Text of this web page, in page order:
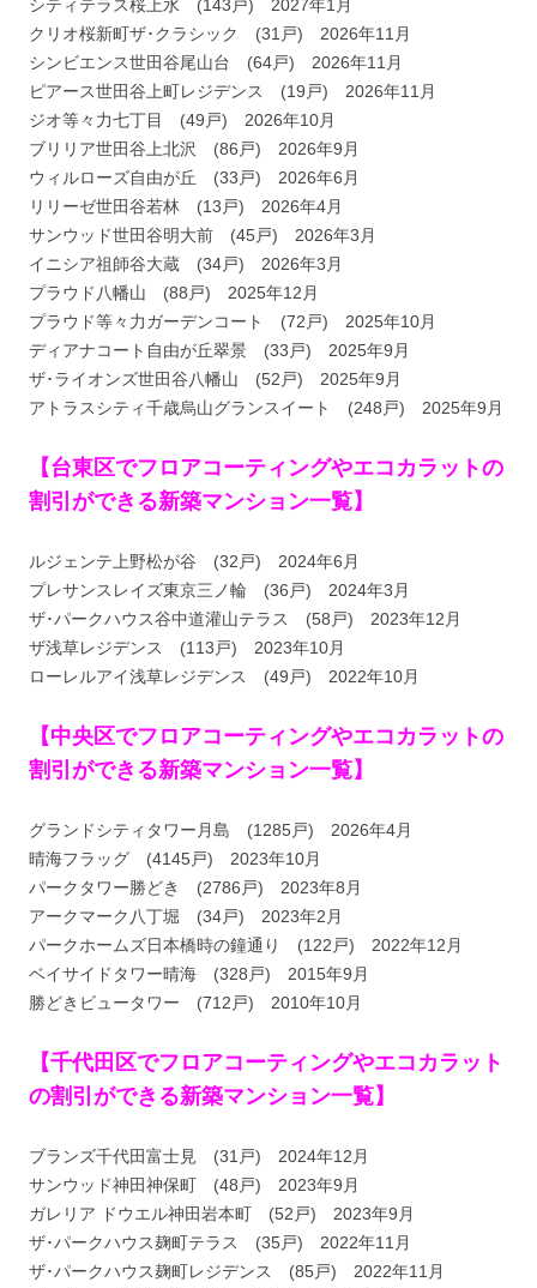
シティテラス桜上水 (143戸) 2027年1月
クリオ桜新町ザ･クラシック (31戸) 2026年11月
シンビエンス世田谷尾山台 (64戸) 2026年11月
ピアース世田谷上町レジデンス (19戸) 2026年11月
ジオ等々力七丁目 (49戸) 2026年10月
ブリリア世田谷上北沢 (86戸) 2026年9月
ウィルローズ自由が丘 (33戸) 2026年6月
リリーゼ世田谷若林 (13戸) 2026年4月
サンウッド世田谷明大前 (45戸) 2026年3月
イニシア祖師谷大蔵 (34戸) 2026年3月
プラウド八幡山 (88戸) 2025年12月
プラウド等々力ガーデンコート (72戸) 2025年10月
ディアナコート自由が丘翠景 (33戸) 2025年9月
ザ･ライオンズ世田谷八幡山 (52戸) 2025年9月
アトラスシティ千歳烏山グランスイート (248戸) 2025年9月
【台東区でフロアコーティングやエコカラットの
割引ができる新築マンション一覧】
ルジェンテ上野松が谷 (32戸) 2024年6月
プレサンスレイズ東京三ノ輪 (36戸) 2024年3月
ザ･パークハウス谷中道灌山テラス (58戸) 2023年12月
ザ浅草レジデンス (113戸) 2023年10月
ローレルアイ浅草レジデンス (49戸) 2022年10月
【中央区でフロアコーティングやエコカラットの
割引ができる新築マンション一覧】
グランドシティタワー月島 (1285戸) 2026年4月
晴海フラッグ (4145戸) 2023年10月
パークタワー勝どき (2786戸) 2023年8月
アークマーク八丁堀 (34戸) 2023年2月
パークホームズ日本橋時の鐘通り (122戸) 2022年12月
ベイサイドタワー晴海 (328戸) 2015年9月
勝どきビュータワー (712戸) 2010年10月
【千代田区でフロアコーティングやエコカラット
の割引ができる新築マンション一覧】
ブランズ千代田富士見 (31戸) 2024年12月
サンウッド神田神保町 (48戸) 2023年9月
ガレリア ドウエル神田岩本町 (52戸) 2023年9月
ザ･パークハウス麹町テラス (35戸) 2022年11月
ザ･パークハウス麹町レジデンス (85戸) 2022年11月